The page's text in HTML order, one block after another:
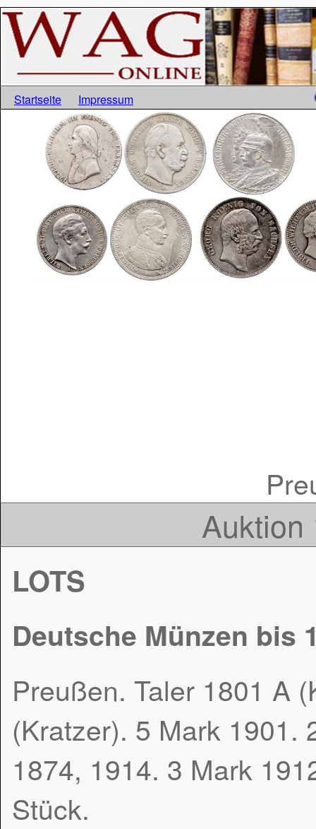
Startseite Impressum
LOTS
Deutsche Münzen bis
Preußen. Taler 1801 A
(Kratzer). 5 Mark 1901.
1874, 1914. 3 Mark
Stück.